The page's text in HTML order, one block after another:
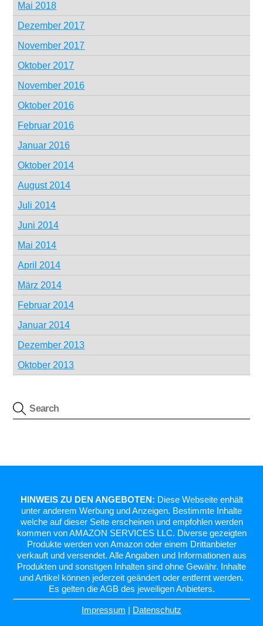
Mai 2018
Dezember 2017
November 2017
Oktober 2017
November 2016
Oktober 2016
Februar 2016
Januar 2016
Oktober 2014
August 2014
Juli 2014
Juni 2014
Mai 2014
April 2014
März 2014
Februar 2014
Januar 2014
Dezember 2013
Oktober 2013
HINWEIS ZU DEN ANGEBOTEN: Diese Webseite enhält
unter anderem Werbung und Anzeigen. Bestimmte Inhalte
welche auf dieser Seite erscheinen und empfohlen werden
kommen von AMAZON SERVICES LLC. Diverse gezeigten
Produkte werden von Amazon oder einem Drittanbieter
verkauft und versendet. Alle Angaben und Informationen aus
Produkten und sonstigen Inhalten sind ohne Gewähr. Inhalte
und Artikel können jederzeit geändert oder entfernt werden.
Es gelten die AGB des jeweiligen Anbieters.
Impressum | Datenschutz